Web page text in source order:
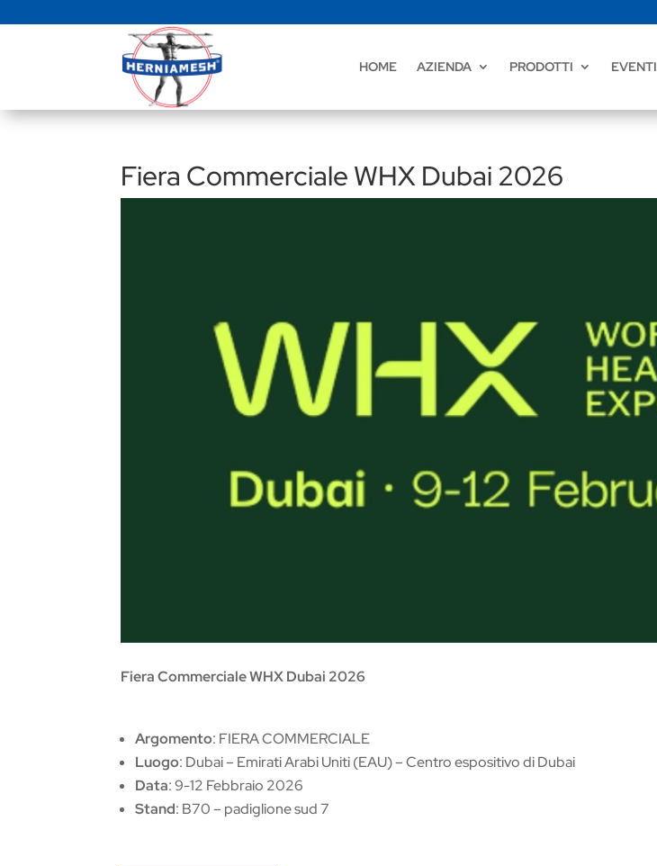
HOME AZIENDA PRODOTTI EVENTI
Fiera Commerciale WHX Dubai 2026
Fiera Commerciale WHX Dubai 2026
Argomento: FIERA COMMERCIALE
Luogo: Dubai – Emirati Arabi Uniti (EAU) – Centro espositivo di Dubai
Data: 9-12 Febbraio 2026
Stand: B70 – padiglione sud 7